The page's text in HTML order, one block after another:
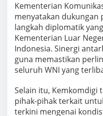
Kementerian
menyatakan dukungan
langkah diplomatik
Kementerian Luar
Indonesia. Sinergi
guna memastikan
seluruh WNI yang
Selain itu, Kemkomdigi
pihak-pihak terkait
terkini mengenai